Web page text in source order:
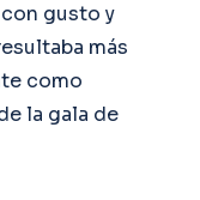
gusto y
más
como
la gala de